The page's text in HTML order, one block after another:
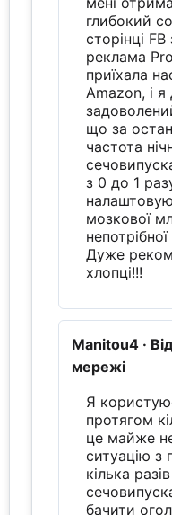
глибокий
сторінці
реклама
приїхала
Amazon, і
що за
частота
з 0 до 1
мозкової
Дуже
хлопці!!!
Manitou4 ·
мережі
Я
протягом
це майже
ситуацію з
кілька
бачити